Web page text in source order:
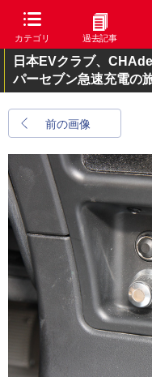
カテゴリ 過去記事
日本EVクラブ、
パーセブン急速充電の
前の画像